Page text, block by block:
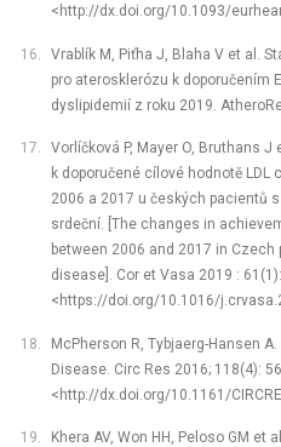
<http://dx.doi.org/10.1093/
Vrablík M, Piťha J, Blaha V et al.
pro aterosklerózu k doporučením
dyslipidemií z roku 2019.
Vorlíčková P, Mayer O, Bruthans
k doporučené cílové hodnotě
2006 a 2017 u českých pacientů
srdeční. [The changes in
between 2006 and 2017 in
disease]. Cor et Vasa 2019 :
<https://doi.org/10.1016/
McPherson R, Tybjaerg-Hansen
Disease. Circ Res 2016; 118(4):
<http://dx.doi.org/10.1161/
Khera AV, Won HH, Peloso GM